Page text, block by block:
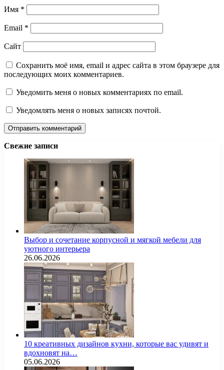
Имя *
Email *
Сайт
Сохранить моё имя, email и адрес сайта в этом браузере для
последующих моих комментариев.
Уведомить меня о новых комментариях по email.
Уведомлять меня о новых записях почтой.
Свежие записи
Выбор и сочетание корпусной и мягкой мебели для
уютного интерьера
26.06.2026
10 креативных дизайнов кухни, которые вас удивят и
вдохновят на…
05.06.2026